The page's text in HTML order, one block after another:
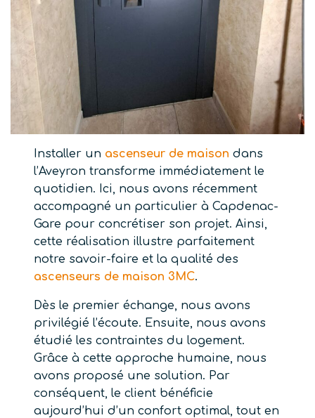
Installer un ascenseur de maison dans
l’Aveyron transforme immédiatement le
quotidien. Ici, nous avons récemment
accompagné un particulier à Capdenac-
Gare pour concrétiser son projet. Ainsi,
cette réalisation illustre parfaitement
notre savoir-faire et la qualité des
ascenseurs de maison 3MC.
Dès le premier échange, nous avons
privilégié l’écoute. Ensuite, nous avons
étudié les contraintes du logement.
Grâce à cette approche humaine, nous
avons proposé une solution. Par
conséquent, le client bénéficie
aujourd’hui d’un confort optimal, tout en